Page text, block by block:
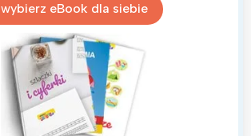
wybierz eBook dla siebie